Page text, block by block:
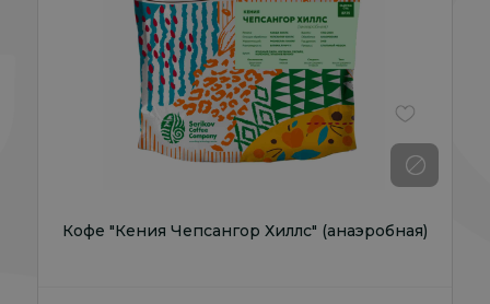
Кофе "Кения Чепсангор Хиллс" (анаэробная)
В